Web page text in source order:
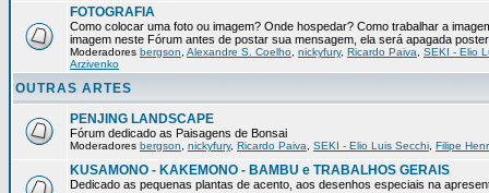
FOTOGRAFIA
Como colocar uma foto ou imagem? Onde hospedar? Como trabalhar a
imagem neste Fórum antes de postar sua mensagem, ela será apagada
Moderadores bergson Alexandre S. Coelho nickyfury, Ricardo Paiva
SEKI - Elio
Arzivenko
OUTRAS ARTES
PENJING LANDSCAPE
Fórum dedicado as Paisagens de Bonsai
Moderadores bergson nickyfury, Ricardo Paiva SEKI - Elio Luis Secchi Filipe
KUSAMONO - KAKEMONO - BAMBU e TRABALHOS GERAIS
Dedicado as pequenas plantas de acento, aos desenhos especiais na